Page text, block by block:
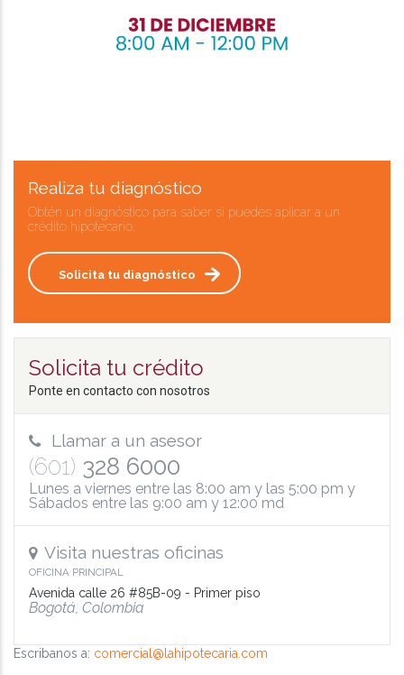
Realiza tu diagnóstico
Obtén un diagnóstico para saber si puedes aplicar a un
crédito hipotecario.
Solicita tu diagnóstico
Solicita tu crédito
Ponte en contacto con nosotros
Llamar a un asesor
(601) 328 6000
Lunes a viernes entre las 8:00 am y las 5:00 pm y
Sábados entre las 9:00 am y 12:00 md
Visita nuestras oficinas
OFICINA PRINCIPAL
Avenida calle 26 #85B-09 - Primer piso
Bogotá, Colombia
Escribanos a: comercial@lahipotecaria.com